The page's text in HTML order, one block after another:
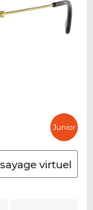
virtuel